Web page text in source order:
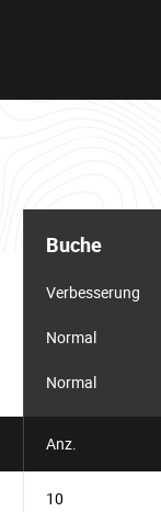
Buche
Verbesserung
Normal
Normal
Anz.
10